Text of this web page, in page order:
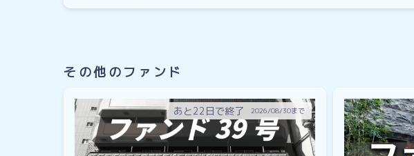
その他のファンド
あと22日で終了 2026/08/30まで